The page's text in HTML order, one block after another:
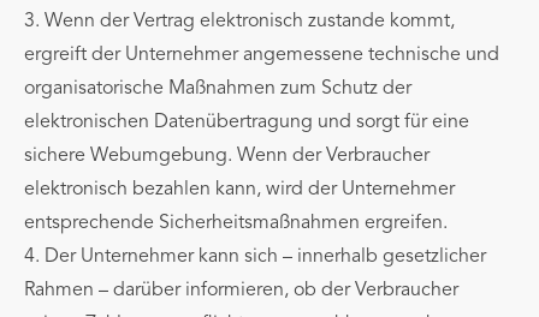
3. Wenn der Vertrag elektronisch zustande kommt,
ergreift der Unternehmer angemessene technische und
organisatorische Maßnahmen zum Schutz der
elektronischen Datenübertragung und sorgt für eine
sichere Webumgebung. Wenn der Verbraucher
elektronisch bezahlen kann, wird der Unternehmer
entsprechende Sicherheitsmaßnahmen ergreifen.
4. Der Unternehmer kann sich – innerhalb gesetzlicher
Rahmen – darüber informieren, ob der Verbraucher